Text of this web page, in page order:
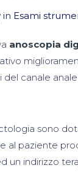
in Esami
anoscopia
canale
sono
al paziente
un indirizzo